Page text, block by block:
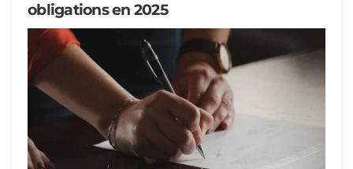
obligations en 2025